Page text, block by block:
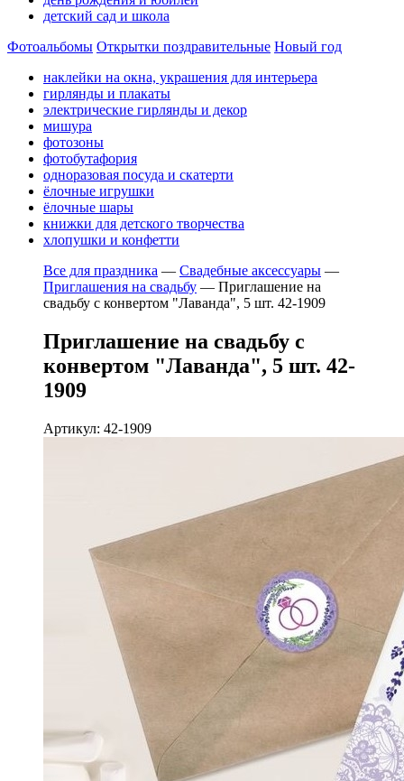
детский сад и школа
Фотоальбомы Открытки поздравительные Новый год
наклейки на окна, украшения для интерьера
гирлянды и плакаты
электрические гирлянды и декор
мишура
фотозоны
фотобутафория
одноразовая посуда и скатерти
ёлочные игрушки
ёлочные шары
книжки для детского творчества
хлопушки и конфетти
Все для праздника — Свадебные аксессуары —
Приглашения на свадьбу — Приглашение на
свадьбу с конвертом "Лаванда", 5 шт. 42-1909
Приглашение на свадьбу с
конвертом "Лаванда", 5 шт. 42-
1909
Артикул: 42-1909